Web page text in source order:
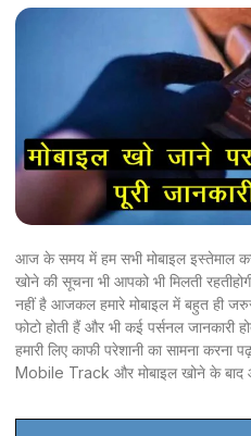
आज के समय में हम सभी मोबाइल इस्तेमाल
खोने की सूचना भी आपको भी मिलती
नहीं है आजकल हमारे मोबाइल में बहुत ही
फोटो होती हैं और भी कई पर्सनल जानकारी
हमारी लिए काफी परेशानी का सामना
Mobile Track और मोबाइल खोने के बाद